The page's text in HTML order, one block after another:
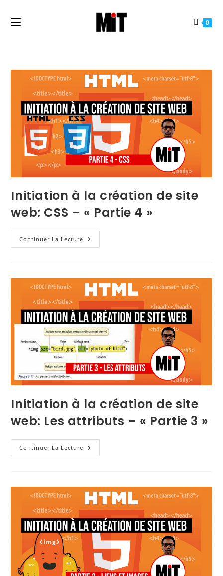
0
Initiation à la création de site
web: CSS – « Partie 4 »
Continuer La Lecture
Initiation à la création de site
web: Les attributs – « Partie 3 »
Continuer La Lecture